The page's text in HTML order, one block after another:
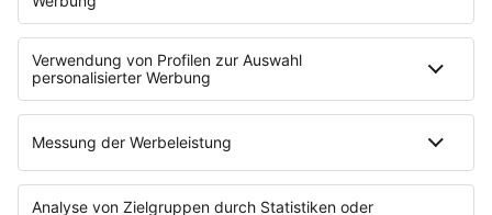
3. Werte
Sei ehrlich statt schöngeredet. Sag mir klar,
mein Team respektvoll. Keine KI-Floskeln, kein
Jubel – schreib wie ein guter Disponent: kurz,
FAQ
Glossar
Quellen
Presse